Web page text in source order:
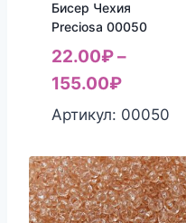
Бисер Чехия
Preciosa 00050
22.00₽–
155.00₽
Артикул: 00050